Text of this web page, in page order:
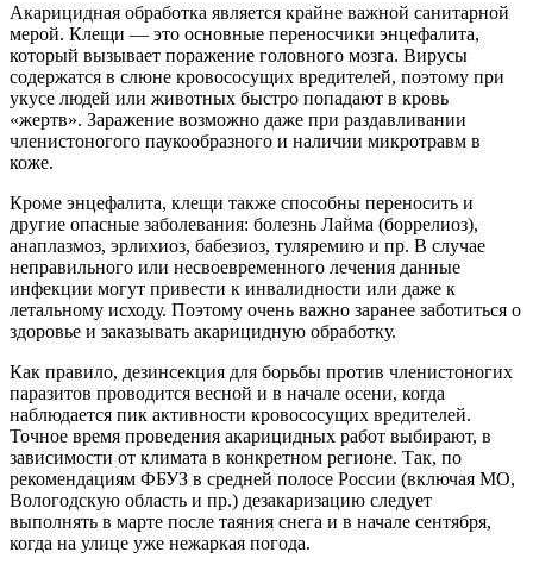
Акарицидная обработка является крайне важной санитарной
мерой. Клещи — это основные переносчики энцефалита,
который вызывает поражение головного мозга. Вирусы
содержатся в слюне кровососущих вредителей, поэтому при
укусе людей или животных быстро попадают в кровь
«жертв». Заражение возможно даже при раздавливании
членистоногого паукообразного и наличии микротравм в
коже.
Кроме энцефалита, клещи также способны переносить и
другие опасные заболевания: болезнь Лайма (боррелиоз),
анаплазмоз, эрлихиоз, бабезиоз, туляремию и пр. В случае
неправильного или несвоевременного лечения данные
инфекции могут привести к инвалидности или даже к
летальному исходу. Поэтому очень важно заранее заботиться о
здоровье и заказывать акарицидную обработку.
Как правило, дезинсекция для борьбы против членистоногих
паразитов проводится весной и в начале осени, когда
наблюдается пик активности кровососущих вредителей.
Точное время проведения акарицидных работ выбирают, в
зависимости от климата в конкретном регионе. Так, по
рекомендациям ФБУЗ в средней полосе России (включая МО,
Вологодскую область и пр.) дезакаризацию следует
выполнять в марте после таяния снега и в начале сентября,
когда на улице уже нежаркая погода.